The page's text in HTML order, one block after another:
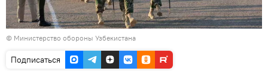
© Министерство обороны Узбекистана
Подписаться